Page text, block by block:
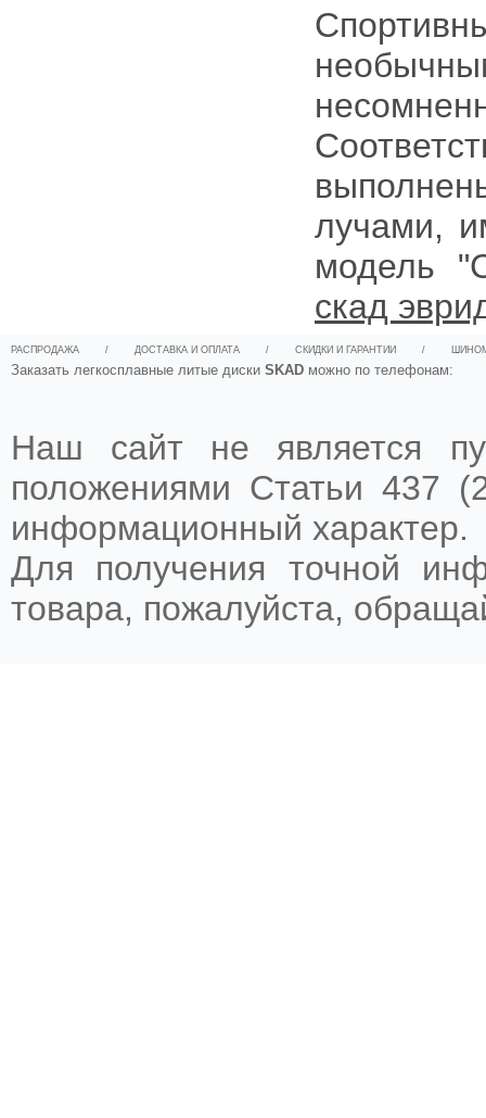
лучами,
модель
скад
РАСПРОДАЖА / ДОСТАВКА И ОПЛАТА / СКИДКИ И ГАРАНТИИ /
Заказать легкосплавные литые диски SKAD можно по телефонам:
Наш сайт не является
положениями Статьи 437
информационный характер.
Для получения точной
товара, пожалуйста,